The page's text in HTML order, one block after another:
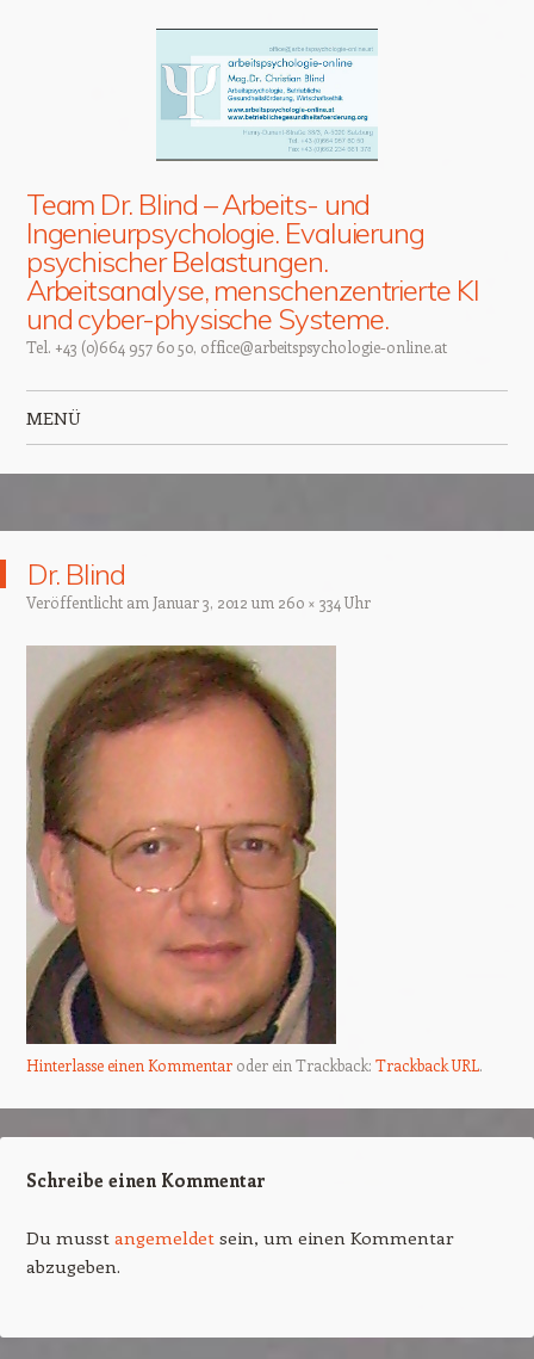
Team Dr. Blind – Arbeits- und
Ingenieurpsychologie. Evaluierung
psychischer Belastungen.
Arbeitsanalyse, menschenzentrierte KI
und cyber-physische Systeme.
Tel. +43 (0)664 957 60 50, office@arbeitspsychologie-online.at
MENÜ
Dr. Blind
Veröffentlicht am Januar 3, 2012 um 260 × 334 Uhr
Hinterlasse einen Kommentaroder ein Trackback: Trackback URL.
Schreibe einen Kommentar
Du musst angemeldetsein, um einen Kommentar
abzugeben.